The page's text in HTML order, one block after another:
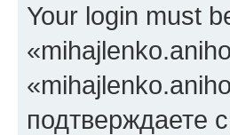
Your login must
подтверждаете